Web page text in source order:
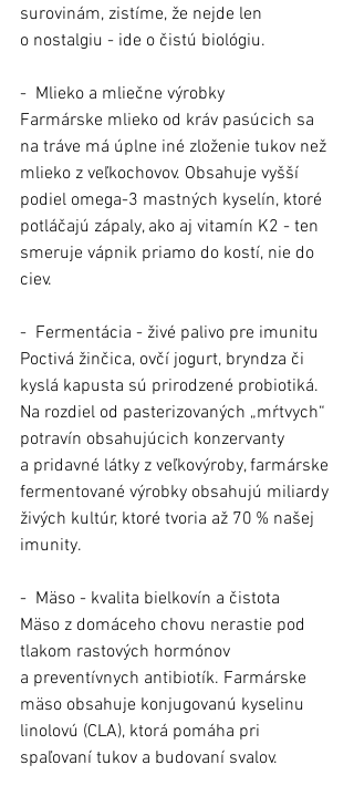
surovinám, zistíme, že nejde len
o nostalgiu - ide o čistú biológiu.
- Mlieko a mliečne výrobky
Farmárske mlieko od kráv pasúcich sa
na tráve má úplne iné zloženie tukov než
mlieko z veľkochovov. Obsahuje vyšší
podiel omega-3 mastných kyselín, ktoré
potláčajú zápaly, ako aj vitamín K2 - ten
smeruje vápnik priamo do kostí, nie do
ciev.
- Fermentácia - živé palivo pre imunitu
Poctivá žinčica, ovčí jogurt, bryndza či
kyslá kapusta sú prirodzené probiotiká.
Na rozdiel od pasterizovaných „mŕtvych“
potravín obsahujúcich konzervanty
a pridavné látky z veľkovýroby, farmárske
fermentované výrobky obsahujú miliardy
živých kultúr, ktoré tvoria až 70 % našej
imunity.
- Mäso - kvalita bielkovín a čistota
Mäso z domáceho chovu nerastie pod
tlakom rastových hormónov
a preventívnych antibiotík. Farmárske
mäso obsahuje konjugovanú kyselinu
linolovú (CLA), ktorá pomáha pri
spaľovaní tukov a budovaní svalov.